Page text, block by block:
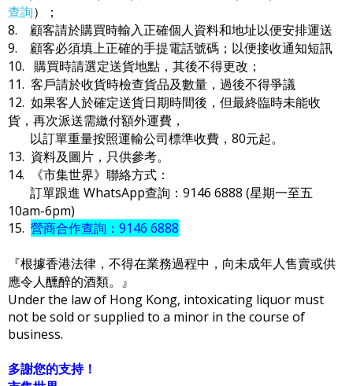
查詢）；
8. 顧客請於購買時輸入正確個人資料和地址以便安排運送
9. 顧客必須填上正確的手提電話號碼；以便接收通知短訊
10. 購買時請選定送貨地點，其後不得更改；
11. 客戶請於收貨時檢查貨品及數量，過後不得爭議
12. 如果客人於確定送貨日期時間後，但最終臨時未能收
貨，再次派送需繳付額外運費，
以訂單重量按照運輸公司標準收費，80元起。
13. 資料及圖片，只供參考。
14. 《市集世界》聯絡方式：
訂單跟進 WhatsApp查詢：9146 6888 (星期一至五
10am-6pm)
15. 營商合作查詢：9146 6888
『根據香港法律，不得在業務過程中，向未成年人售賣或供
應令人醺醉的酒類。』
Under the law of Hong Kong, intoxicating liquor must
not be sold or supplied to a minor in the course of
business.
多謝您的支持！